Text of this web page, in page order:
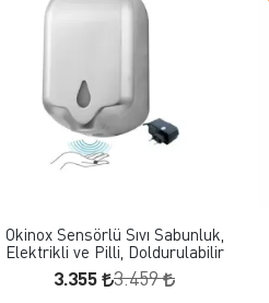
FAVORILERE EKLE
SEPETE EKLE
Okinox Sensörlü Sıvı Sabunluk,
Elektrikli ve Pilli, Doldurulabilir
3.355 3.459